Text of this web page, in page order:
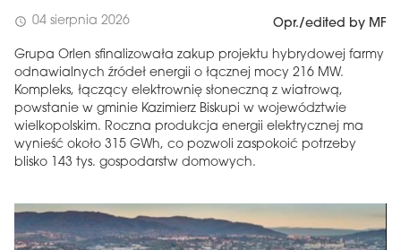
schedule 04 sierpnia 2026 Opr./edited by MF
Grupa Orlen sfinalizowała zakup projektu hybrydowej farmy
odnawialnych źródeł energii o łącznej mocy 216 MW.
Kompleks, łączący elektrownię słoneczną z wiatrową,
powstanie w gminie Kazimierz Biskupi w województwie
wielkopolskim. Roczna produkcja energii elektrycznej ma
wynieść około 315 GWh, co pozwoli zaspokoić potrzeby
blisko 143 tys. gospodarstw domowych.